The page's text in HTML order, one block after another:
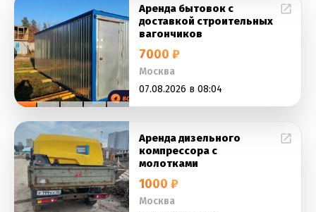
Аренда бытовок с
доставкой строительных
вагончиков
7000 ₽
Москва
07.08.2026 в 08:04
Аренда дизельного
компрессора с
молотками
1000 ₽
Москва